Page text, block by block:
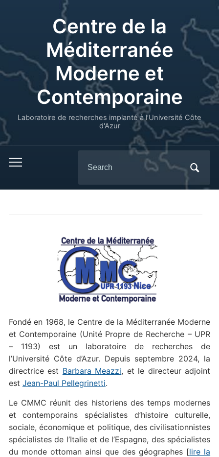
Centre de la
Méditerranée
Moderne et
Contemporaine
Laboratoire de recherches implanté à l’Université Côte
d'Azur
for:
Fondé en 1968, le Centre de la Méditerranée Moderne
et Contemporaine (Unité Propre de Recherche – UPR
– 1193) est un laboratoire de recherches de
l’Université Côte d’Azur. Depuis septembre 2024, la
directrice est Barbara Meazzi, et le directeur adjoint
est Jean-Paul Pellegrinetti.
Le CMMC réunit des historiens des temps modernes
et contemporains spécialistes d’histoire culturelle,
sociale, économique et politique, des civilisationnistes
spécialistes de l’Italie et de l’Espagne, des spécialistes
du monde ottoman ainsi que des géographes [lire la